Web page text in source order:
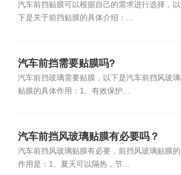
汽车前挡贴膜可以根据自己的需求进行选择，以
下是关于前挡贴膜的具体介绍：...
汽车前挡需要贴膜吗?
汽车前挡玻璃需要贴膜，以下是汽车前挡风玻璃
贴膜的具体作用：1、有效保护...
汽车前挡风玻璃贴膜有必要吗？
汽车前挡风玻璃贴膜有必要，前挡风玻璃贴膜的
作用是：1、夏天可以隔热，节...